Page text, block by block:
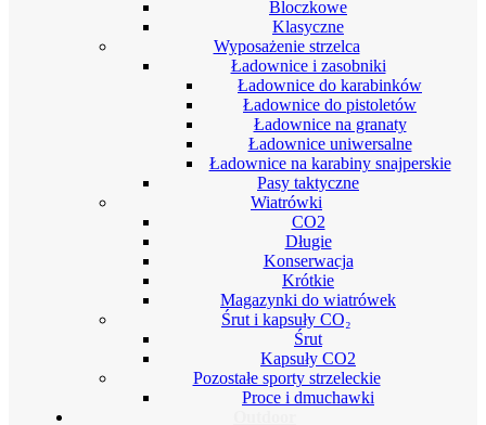
Bloczkowe
Klasyczne
Wyposażenie strzelca
Ładownice i zasobniki
Ładownice do karabinków
Ładownice do pistoletów
Ładownice na granaty
Ładownice uniwersalne
Ładownice na karabiny snajperskie
Pasy taktyczne
Wiatrówki
CO2
Długie
Konserwacja
Krótkie
Magazynki do wiatrówek
Śrut i kapsuły CO₂
Śrut
Kapsuły CO2
Pozostałe sporty strzeleckie
Proce i dmuchawki